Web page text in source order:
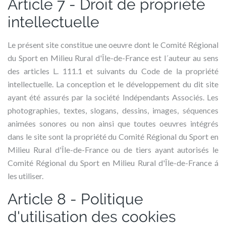
Article 7 - Droit de propriété
intellectuelle
Le présent site constitue une oeuvre dont le Comité Régional
du Sport en Milieu Rural d'Île-de-France est l´auteur au sens
des articles L. 111.1 et suivants du Code de la propriété
intellectuelle. La conception et le développement du dit site
ayant été assurés par la société Indépendants Associés. Les
photographies, textes, slogans, dessins, images, séquences
animées sonores ou non ainsi que toutes oeuvres intégrés
dans le site sont la propriété du Comité Régional du Sport en
Milieu Rural d'Île-de-France ou de tiers ayant autorisés le
Comité Régional du Sport en Milieu Rural d'Île-de-France á
les utiliser.
Article 8 - Politique
d'utilisation des cookies